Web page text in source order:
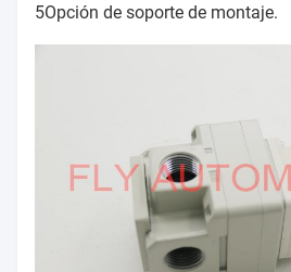
5Opción de soporte de montaje.